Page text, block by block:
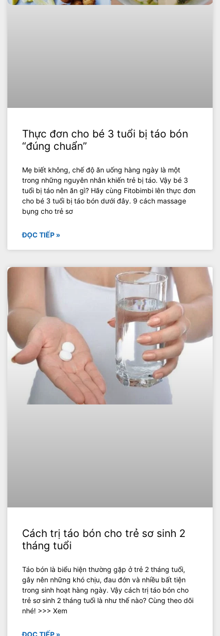
Thực đơn cho bé 3 tuổi bị táo bón
“đúng chuẩn”
Mẹ biết không, chế độ ăn uống hàng ngày là một
trong những nguyên nhân khiến trẻ bị táo. Vậy bé 3
tuổi bị táo nên ăn gì? Hãy cùng Fitobimbi lên thực đơn
cho bé 3 tuổi bị táo bón dưới đây. 9 cách massage
bụng cho trẻ sơ
ĐỌC TIẾP »
Cách trị táo bón cho trẻ sơ sinh 2
tháng tuổi
Táo bón là biểu hiện thường gặp ở trẻ 2 tháng tuổi,
gây nên những khó chịu, đau đớn và nhiều bất tiện
trong sinh hoạt hàng ngày. Vậy cách trị táo bón cho
trẻ sơ sinh 2 tháng tuổi là như thế nào? Cùng theo dõi
nhé! >>> Xem